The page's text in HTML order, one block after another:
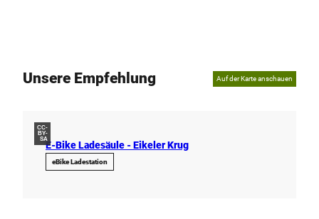
Unsere Empfehlung Auf der Karte anschauen
CC-
BY-
SA
E-Bike Ladesäule - Eikeler Krug
eBike Ladestation